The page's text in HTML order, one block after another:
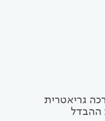
גריאטרית
ההבדל